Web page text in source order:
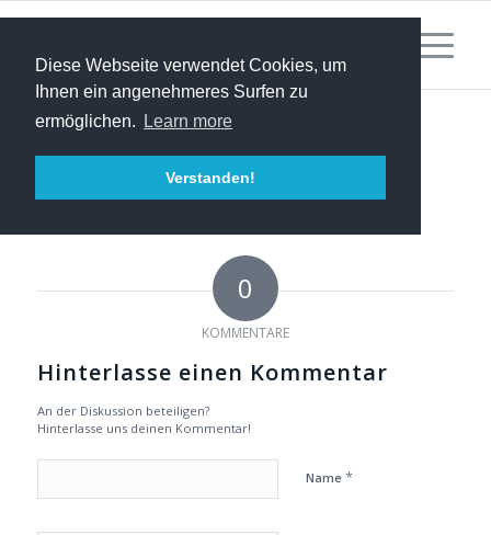
Diese Webseite verwendet Cookies, um
Ihnen ein angenehmeres Surfen zu
ermöglichen.
Learn more
Verstanden!
0
KOMMENTARE
Hinterlasse einen Kommentar
An der Diskussion beteiligen?
Hinterlasse uns deinen Kommentar!
Name *